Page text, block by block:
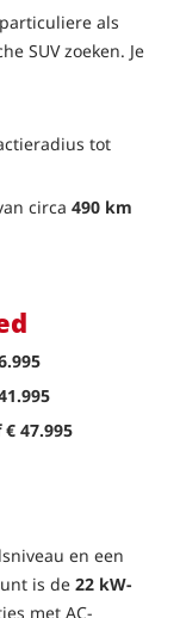
als
SUV zoeken. Je
tot
circa 490 km
47.995
en een
is de 22 kW-
met AC-